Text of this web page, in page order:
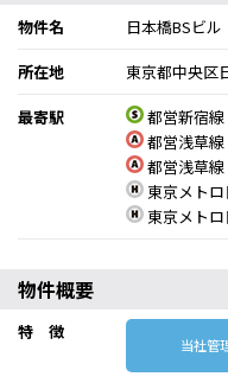
物件名
日本橋BSビ
所在地
東京都中央区
最寄駅
都営新宿
都営浅草
都営浅草
東京メト
東京メト
物件概要
特 徴
当社管